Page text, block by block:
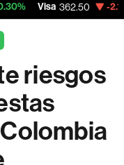
362.50 -2.15%
riesgos